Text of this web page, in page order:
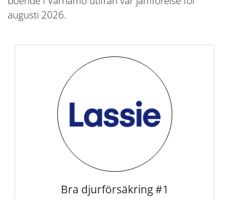
augusti 2026.
Bra djurförsäkring #1